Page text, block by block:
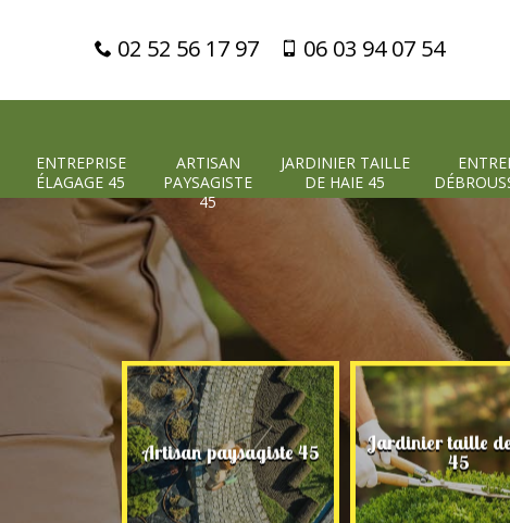
02 52 56 17 97 06 03 94 07 54
ENTREPRISE
ÉLAGAGE 45
ARTISAN
PAYSAGISTE
45
JARDINIER TAILLE
DE HAIE 45
45 Artisan paysagiste 45 Jardinier taille
45